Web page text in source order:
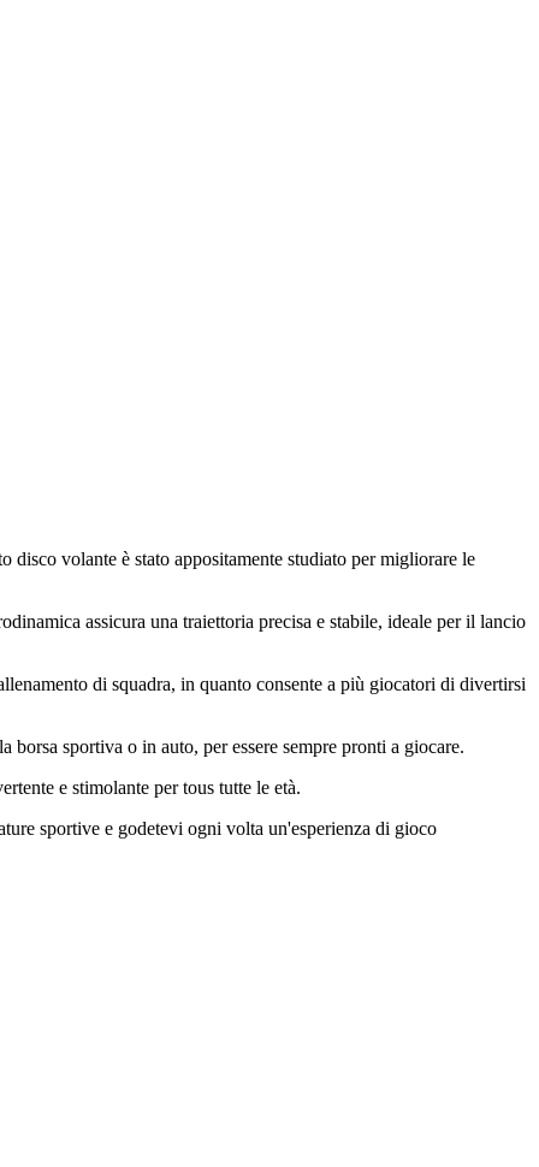
disco volante è stato appositamente studiato per migliorare le
assicura una traiettoria precisa e stabile, ideale per il lancio
di squadra, in quanto consente a più giocatori di divertirsi
sportiva o in auto, per essere sempre pronti a giocare.
e stimolante per tous tutte le età.
sportive e godetevi ogni volta un'esperienza di gioco